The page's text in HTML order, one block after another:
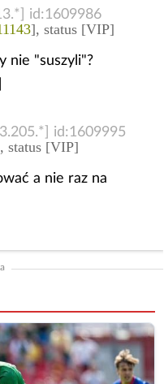
id:1609986
], status [VIP]
nie "suszyli"?
id:1609995
status [VIP]
a nie raz na